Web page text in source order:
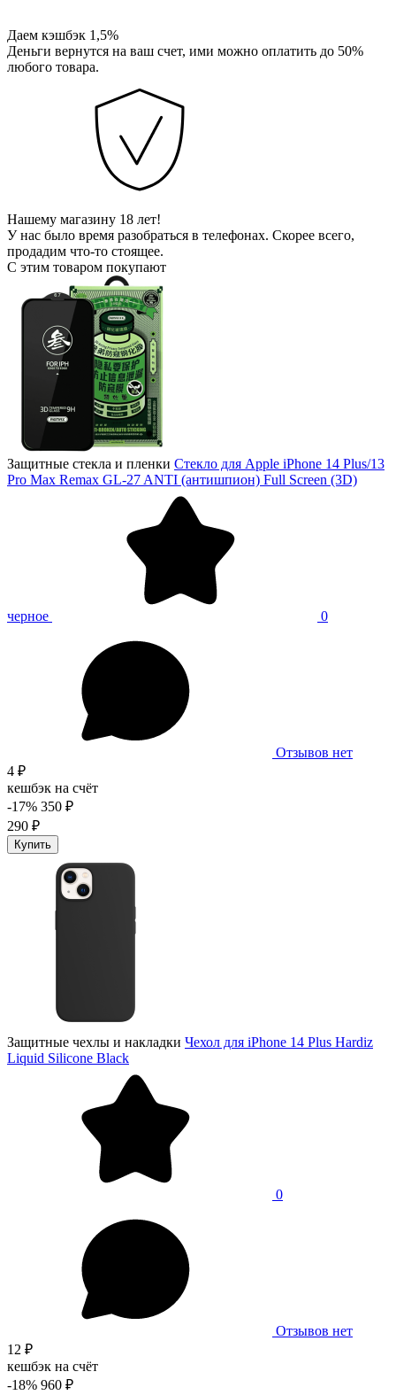
Даем кэшбэк 1,5%
Деньги вернутся на ваш счет, ими можно оплатить до 50%
любого товара.
Нашему магазину 18 лет!
У нас было время разобраться в телефонах. Скорее всего,
продадим что-то стоящее.
С этим товаром покупают
Защитные стекла и пленки Стекло для Apple iPhone 14 Plus/13
Pro Max Remax GL-27 ANTI (антишпион) Full Screen (3D)
черное 0
Отзывов нет
4 ₽
кешбэк на счёт
-17% 350 ₽
290 ₽
Купить
Защитные чехлы и накладки Чехол для iPhone 14 Plus Hardiz
Liquid Silicone Black
0
Отзывов нет
12 ₽
кешбэк на счёт
-18% 960 ₽